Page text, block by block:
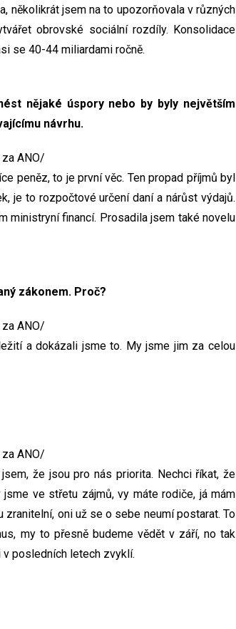
několikrát jsem na to upozorňovala v různých
obrovské sociální rozdíly. Konsolidace
se 40-44 miliardami ročně.
nějaké úspory nebo by byly největším
návrhu.
ANO/
peněz, to je první věc. Ten propad příjmů byl
je to rozpočtové určení daní a nárůst výdajů.
ministryní financí. Prosadila jsem také novelu
zákonem. Proč?
ANO/
a dokázali jsme to. My jsme jim za celou
ANO/
že jsou pro nás priorita. Nechci říkat, že
ve střetu zájmů, vy máte rodiče, já mám
oni už se o sebe neumí postarat. To
my to přesně budeme vědět v září, no tak
posledních letech zvyklí.